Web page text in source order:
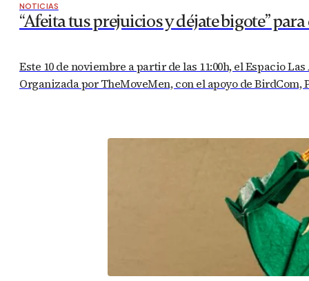
NOTICIAS
“Afeita tus prejuicios y déjate bigote”
Este 10 de noviembre a partir de las 11:00h, el Espacio
Organizada por TheMoveMen, con el apoyo de BirdCom,